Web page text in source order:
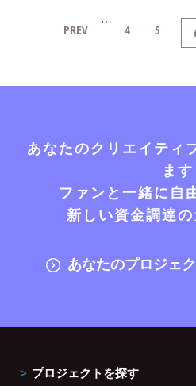
PREV … 4 5
あなたのクリエイティ
ます
ファンと一緒に自
新しい資金調達
あなたのプロジェ
プロジェクトを探す